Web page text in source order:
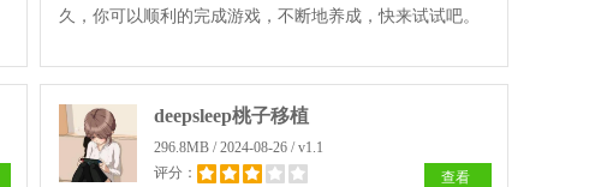
久，你可以顺利的完成游戏，不断地养成，快来试试吧。
deepsleep桃子移植
296.8MB / 2024-08-26 / v1.1
评分：
查看